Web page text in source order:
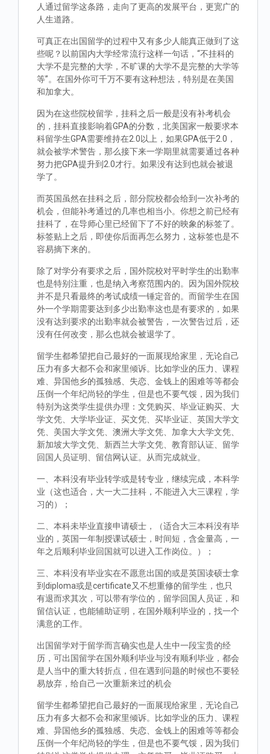
人通过留学这条路，走向了更高的发展平台，更宽广的
人生道路。
可真正在出国留学的过程中又有多少人能真正做到了这
些呢？以前国内大学经常流行这样一句话，“不挂科的
大学不是完整的大学，不旷课的大学不是完整的大学等
等”。在国外你可千万不要有这种想法，特别是在美国
和加拿大。
因为在这些院校留学，挂科之后一般是没有补考机会
的，挂科直接影响着GPA的分数，北美国家一般要求本
科留学生GPA需要维持在2.0以上，如果GPA低于2.0，
就会被学术警告，那么接下来一学期里就需要通过各种
努力把GPA提升到2.0才行。如果没有达到也就会被退
学了。
而英国虽然在挂科之后，部分院校都会给到一次补考的
机会，但能补考通过的几率也相当小。你想之前已经有
挂科了，在导师心里已经留下了不好的映象的标签了。
标签贴上之后，即使你后面再怎么努力，这标签也是不
容易摘下来的。
除了对学分有要求之后，国外院校对平时学生的出勤率
也是特别注重，也是纳入考察范围内的。因为国外院校
并不是只看最终的考试成绩一锤定音的。而留学生在国
外一个学期需要达到多少出勤率这也是有要求的，如果
没有达到要求的出勤率就会被警告，一次警告过后，还
没有任何改变，那么也就会被退学了。
留学生都希望把自己最好的一面展现给家里，无论自己
压力有多大都不会和家里倾诉。比如学业的压力、课程
难、异国他乡的孤独感、失恋、金钱上的困难等等都会
压倒一个年纪尚轻的学生，但是也不要气馁，因为我们
特别为这类学生提供办理：文凭购买、毕业证购买、大
学文凭、大学毕业证、买文凭、买毕业证、英国大学文
凭、美国大学文凭、澳洲大学文凭、加拿大大学文凭、
新加坡大学文凭、新西兰大学文凭、教育部认证、留学
回国人员证明、留信网认证。从而完成就业。
一、本科没有毕业转学或是转专业，继续完成，本科学
业（这也适合，大一大二挂科，不能进入大三课程，学
习的）；
二、本科未毕业直接申请硕士，（适合大三本科没有毕
业的，英国一年制授课试硕士，时间短，含金量高，一
年之后顺利毕业回国就可以进入工作岗位。）；
三、本科没有毕业实在不愿意出国的或是英国读硕士拿
到diploma或是certificate又不想重修的留学生，也只
有退而求其次，可以带有学位的，留学回国人员证，和
留信认证，也能辅助证明，在国外顺利毕业的，找一个
满意的工作。
出国留学对于留学而言确实也是人生中一段宝贵的经
历，可出国留学在国外顺利毕业与没有顺利毕业，都会
是人当中的重大转折点，但在遇到问题的时候也不要轻
易放弃，给自己一次重新来过的机会
留学生都希望把自己最好的一面展现给家里，无论自己
压力有多大都不会和家里倾诉。比如学业的压力、课程
难、异国他乡的孤独感、失恋、金钱上的困难等等都会
压倒一个年纪尚轻的学生，但是也不要气馁，因为我们